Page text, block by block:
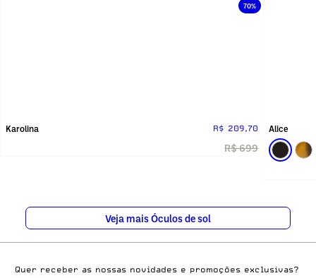
70%
Karolina R$ 209,70
R$ 699
Alice
Veja mais Óculos de sol
Quer receber as nossas novidades e promoções exclusivas?